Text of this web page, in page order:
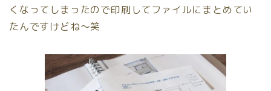
くなってしまったので印刷してファイルにまとめてい
たんですけどね〜笑